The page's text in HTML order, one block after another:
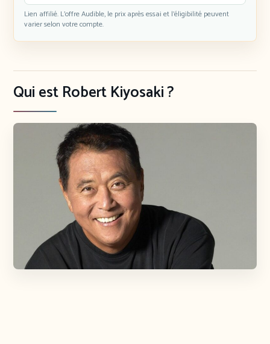
Lien affilié. L’offre Audible, le prix après essai et l’éligibilité peuvent
varier selon votre compte.
Qui est Robert Kiyosaki ?